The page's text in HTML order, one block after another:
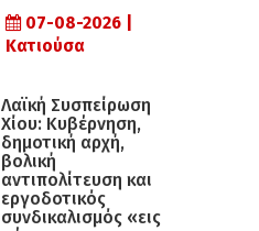
07-08-2026 |
Κατιούσα
Λαϊκή Συσπείρωση
Χίου: Κυβέρνηση,
δημοτική αρχή,
βολική
αντιπολίτευση και
εργοδοτικός
συνδικαλισμός «εις